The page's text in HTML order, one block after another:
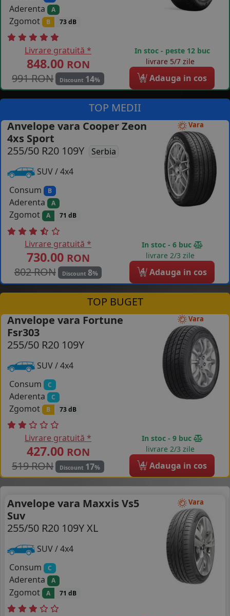
Aderenta A
Zgomot B 73 dB
Livrare gratuită *
848.00 RON
991 RON
Discount 14%
In stoc - peste 12 buc
livrare 5/7 zile
4 Adauga in cos
TOP MEDII
Vara
Anvelope vara Cooper Zeon
4xs Sport
255/50 R20 109Y
Serbia
SUV / 4x4
Consum
B
Aderenta A
Zgomot A 71 dB
Livrare gratuită *
730.00 RON
802 RON
Discount 8%
In stoc - 6 buc
livrare 2/3 zile
4 Adauga in cos
TOP BUGET
Vara
Anvelope vara Fortune
Fsr303
255/50 R20 109Y
SUV / 4x4
Consum
C
Aderenta C
Zgomot B 73 dB
Livrare gratuită *
427.00 RON
519 RON
Discount 17%
In stoc - 9 buc
livrare 2/3 zile
4 Adauga in cos
Vara
Anvelope vara Maxxis Vs5
Suv
255/50 R20 109Y XL
SUV / 4x4
Consum
C
Aderenta A
Zgomot A 71 dB